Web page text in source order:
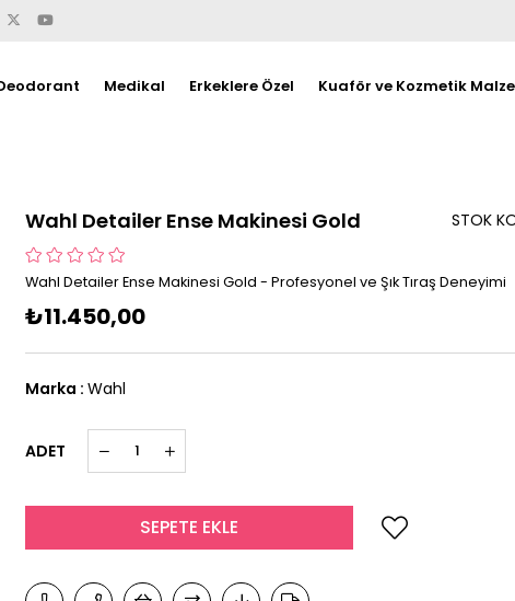
Medikal Erkeklere Özel Kuaför ve Kozmetik
Wahl Detailer Ense Makinesi Gold STOK
Wahl Detailer Ense Makinesi Gold - Profesyonel ve Şık Tıraş Deneyimi
₺11.450,00
Marka : Wahl
ADET